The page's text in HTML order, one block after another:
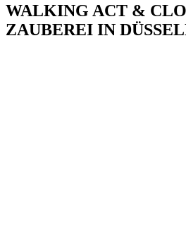
WALKING ACT &
ZAUBEREI IN